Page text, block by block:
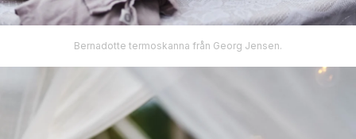
Bernadotte termoskanna från Georg Jensen.